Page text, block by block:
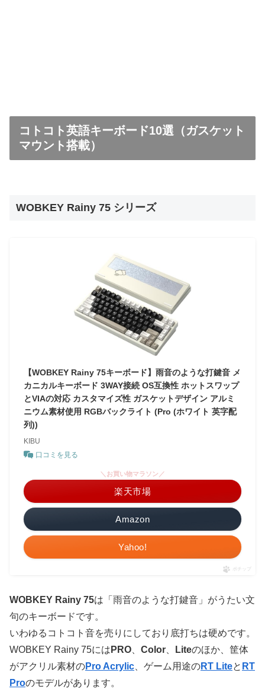
コトコト英語キーボード10選（ガスケット
マウント搭載）
WOBKEY Rainy 75 シリーズ
【WOBKEY Rainy 75キーボード】雨音のような打鍵音 メ
カニカルキーボード 3WAY接続 OS互換性 ホットスワップ
とVIAの対応 カスタマイズ性 ガスケットデザイン アルミ
ニウム素材使用 RGBバックライト (Pro (ホワイト 英字配
列))
KIBU
口コミを見る
Amazon
＼お買い物マラソン／
楽天市場
Yahoo!
ポチップ
WOBKEY Rainy 75は「雨音のような打鍵音」がうたい文
句のキーボードです。
いわゆるコトコト音を売りにしており底打ちは硬めです。
WOBKEY Rainy 75には PRO Color Liteのほか、筐体
がアクリル素材のPro Acrylic 、ゲーム用途のRT Liteと RT
Proのモデルがあります。